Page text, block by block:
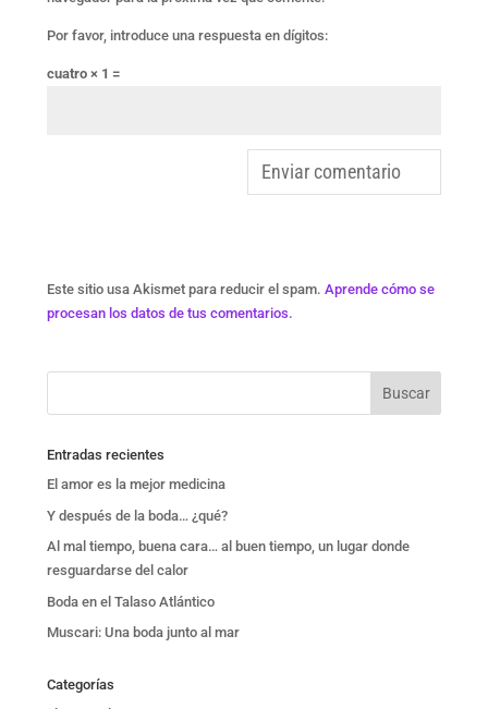
Por favor, introduce una respuesta en dígitos:
cuatro × 1 =
Este sitio usa Akismet para reducir el spam. Aprende cómo se
procesan los datos de tus comentarios.
Entradas recientes
El amor es la mejor medicina
Y después de la boda… ¿qué?
Al mal tiempo, buena cara… al buen tiempo, un lugar donde
resguardarse del calor
Boda en el Talaso Atlántico
Muscari: Una boda junto al mar
Categorías